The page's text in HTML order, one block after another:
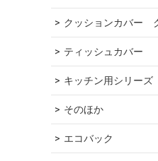
クッションカバー　
ティッシュカバー
キッチン用シリーズ
そのほか
エコバック